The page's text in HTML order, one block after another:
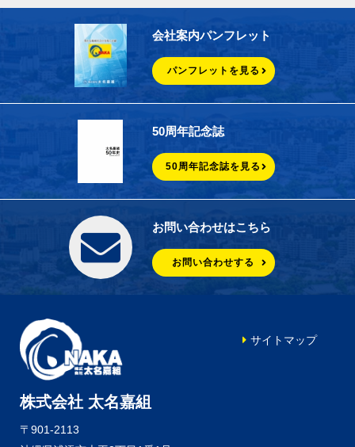
会社案内パンフレット
パンフレットを見る
50周年記念誌
50周年記念誌を見る
お問い合わせはこちら
お問い合わせする
株式会社 太名嘉組
〒901-2113
サイトマップ